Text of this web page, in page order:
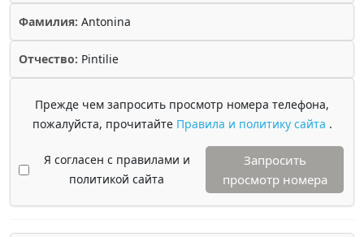
Фамилия: Antonina
Отчество: Pintilie
Прежде чем запросить просмотр номера телефона,
пожалуйста, прочитайте Правила и политику сайта .
Я согласен с правилами и
политикой сайта
Запросить
просмотр номера